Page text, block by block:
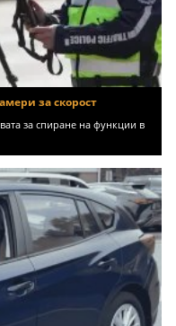
за скорост
за спиране на функции в